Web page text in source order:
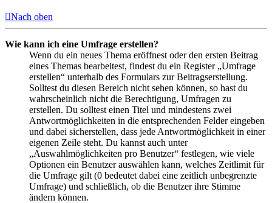
Nach oben
Wie kann ich eine Umfrage erstellen?
Wenn du ein neues Thema eröffnest oder den ersten Beitrag
eines Themas bearbeitest, findest du ein Register „Umfrage
erstellen“ unterhalb des Formulars zur Beitragserstellung.
Solltest du diesen Bereich nicht sehen können, so hast du
wahrscheinlich nicht die Berechtigung, Umfragen zu
erstellen. Du solltest einen Titel und mindestens zwei
Antwortmöglichkeiten in die entsprechenden Felder eingeben
und dabei sicherstellen, dass jede Antwortmöglichkeit in einer
eigenen Zeile steht. Du kannst auch unter
„Auswahlmöglichkeiten pro Benutzer“ festlegen, wie viele
Optionen ein Benutzer auswählen kann, welches Zeitlimit für
die Umfrage gilt (0 bedeutet dabei eine zeitlich unbegrenzte
Umfrage) und schließlich, ob die Benutzer ihre Stimme
ändern können.